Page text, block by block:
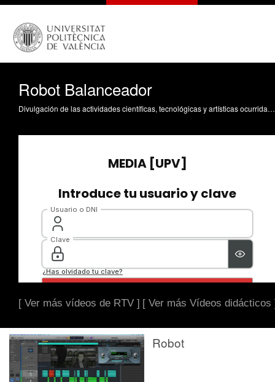
Robot Balanceador
Divulgación de las actividades científicas, tecnológicas y artísticas ocurridas en los tres campus de la UPV
[ Ver más vídeos de RTV ] [ Ver más Vídeos didácticos
Robot